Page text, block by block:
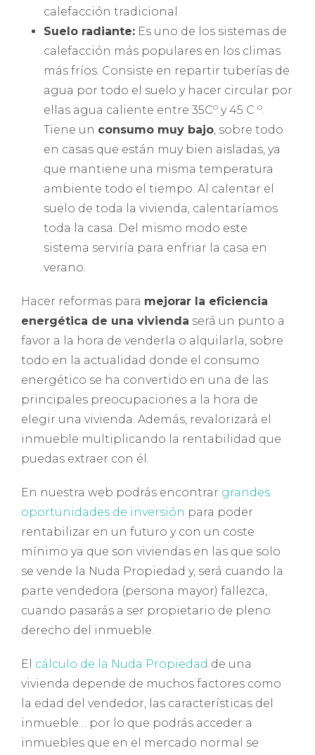
calefacción tradicional
Suelo radiante: Es uno de los sistemas de
calefacción más populares en los climas
más fríos. Consiste en repartir tuberías de
agua por todo el suelo y hacer circular por
ellas agua caliente entre 35Co y 45 C o.
Tiene un consumo muy bajo, sobre todo
en casas que están muy bien aisladas, ya
que mantiene una misma temperatura
ambiente todo el tiempo. Al calentar el
suelo de toda la vivienda, calentaríamos
toda la casa. Del mismo modo este
sistema serviría para enfriar la casa en
verano.
Hacer reformas para mejorar la eficiencia
energética de una vivienda será un punto a
favor a la hora de venderla o alquilarla, sobre
todo en la actualidad donde el consumo
energético se ha convertido en una de las
principales preocupaciones a la hora de
elegir una vivienda. Además, revalorizará el
inmueble multiplicando la rentabilidad que
puedas extraer con él.
En nuestra web podrás encontrar grandes
oportunidades de inversión para poder
rentabilizar en un futuro y con un coste
mínimo ya que son viviendas en las que solo
se vende la Nuda Propiedad y, será cuando la
parte vendedora (persona mayor) fallezca,
cuando pasarás a ser propietario de pleno
derecho del inmueble.
El cálculo de la Nuda Propiedad de una
vivienda depende de muchos factores como
la edad del vendedor, las características del
inmueble… por lo que podrás acceder a
inmuebles que en el mercado normal se